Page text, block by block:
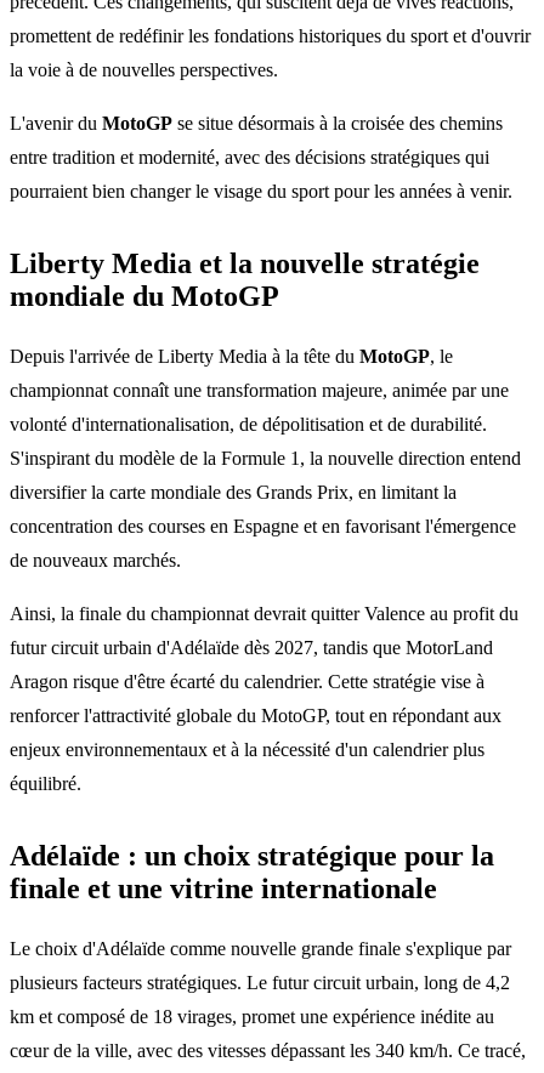
promettent de redéfinir les fondations historiques du sport et d'ouvrir
la voie à de nouvelles perspectives.
L'avenir du MotoGP se situe désormais à la croisée des chemins
entre tradition et modernité, avec des décisions stratégiques qui
pourraient bien changer le visage du sport pour les années à venir.
Liberty Media et la nouvelle stratégie
mondiale du MotoGP
Depuis l'arrivée de Liberty Media à la tête du MotoGP, le
championnat connaît une transformation majeure, animée par une
volonté d'internationalisation, de dépolitisation et de durabilité.
S'inspirant du modèle de la Formule 1, la nouvelle direction entend
diversifier la carte mondiale des Grands Prix, en limitant la
concentration des courses en Espagne et en favorisant l'émergence
de nouveaux marchés.
Ainsi, la finale du championnat devrait quitter Valence au profit du
futur circuit urbain d'Adélaïde dès 2027, tandis que MotorLand
Aragon risque d'être écarté du calendrier. Cette stratégie vise à
renforcer l'attractivité globale du MotoGP, tout en répondant aux
enjeux environnementaux et à la nécessité d'un calendrier plus
équilibré.
Adélaïde : un choix stratégique pour la
finale et une vitrine internationale
Le choix d'Adélaïde comme nouvelle grande finale s'explique par
plusieurs facteurs stratégiques. Le futur circuit urbain, long de 4,2
km et composé de 18 virages, promet une expérience inédite au
cœur de la ville, avec des vitesses dépassant les 340 km/h. Ce tracé,